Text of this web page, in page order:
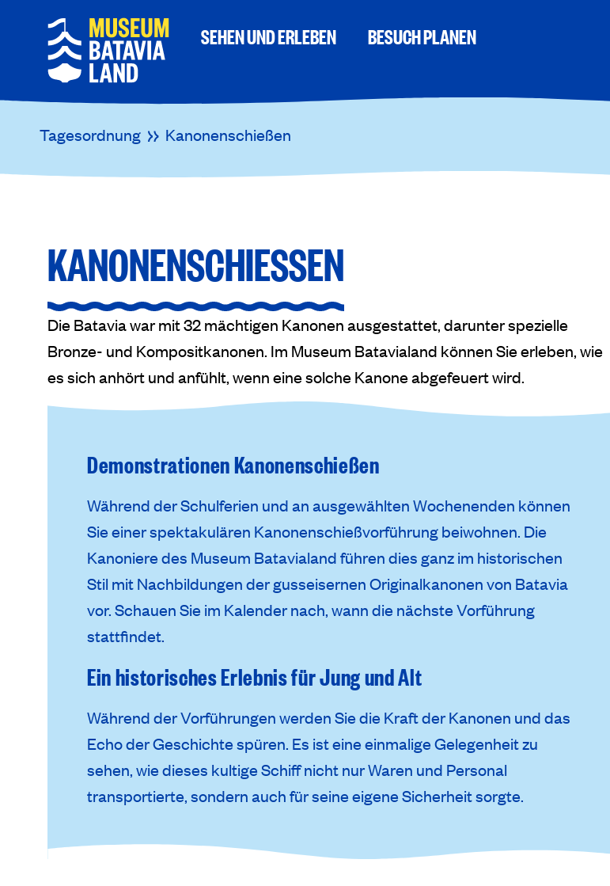
SEHEN UND ERLEBEN BESUCH PLANEN
Tagesordnung Kanonenschießen
KANONENSCHIESSEN
Die Batavia war mit 32 mächtigen Kanonen ausgestattet, darunter spezielle
Bronze- und Kompositkanonen. Im Museum Batavialand können Sie erleben, wie
es sich anhört und anfühlt, wenn eine solche Kanone abgefeuert wird.
Demonstrationen Kanonenschießen
Während der Schulferien und an ausgewählten Wochenenden können
Sie einer spektakulären Kanonenschießvorführung beiwohnen. Die
Kanoniere des Museum Batavialand führen dies ganz im historischen
Stil mit Nachbildungen der gusseisernen Originalkanonen von Batavia
vor. Schauen Sie im Kalender nach, wann die nächste Vorführung
stattfindet.
Ein historisches Erlebnis für Jung und Alt
Während der Vorführungen werden Sie die Kraft der Kanonen und das
Echo der Geschichte spüren. Es ist eine einmalige Gelegenheit zu
sehen, wie dieses kultige Schiff nicht nur Waren und Personal
transportierte, sondern auch für seine eigene Sicherheit sorgte.